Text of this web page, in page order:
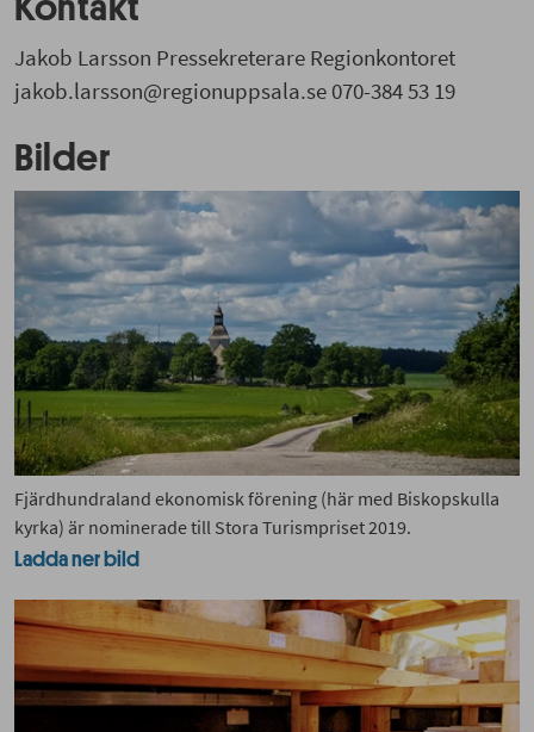
Kontakt
Jakob Larsson Pressekreterare Regionkontoret
jakob.larsson@regionuppsala.se 070-384 53 19
Bilder
Fjärdhundraland ekonomisk förening (här med Biskopskulla
kyrka) är nominerade till Stora Turismpriset 2019.
Ladda ner bild